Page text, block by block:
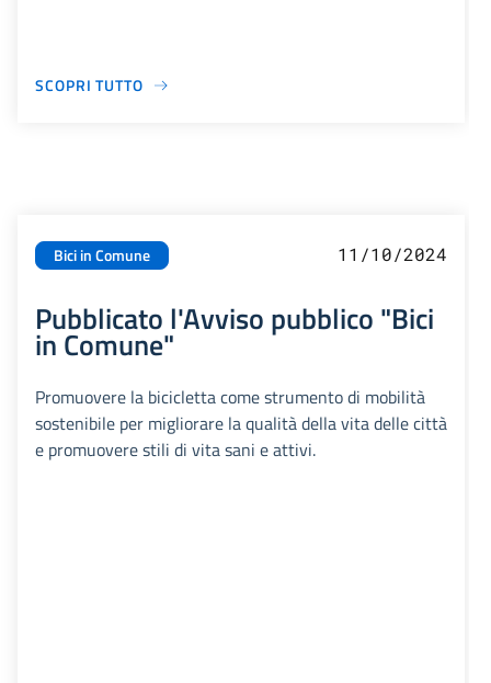
SCOPRI TUTTO
Bici in Comune 11/10/2024
Pubblicato l'Avviso pubblico "Bici
in Comune"
Promuovere la bicicletta come strumento di mobilità
sostenibile per migliorare la qualità della vita delle città
e promuovere stili di vita sani e attivi.